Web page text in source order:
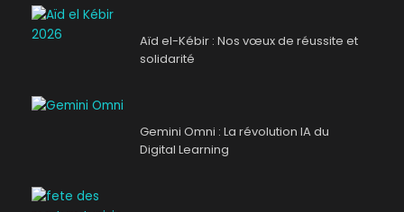
Aïd el-Kébir : Nos vœux de réussite et
solidarité
Gemini Omni : La révolution IA du
Digital Learning